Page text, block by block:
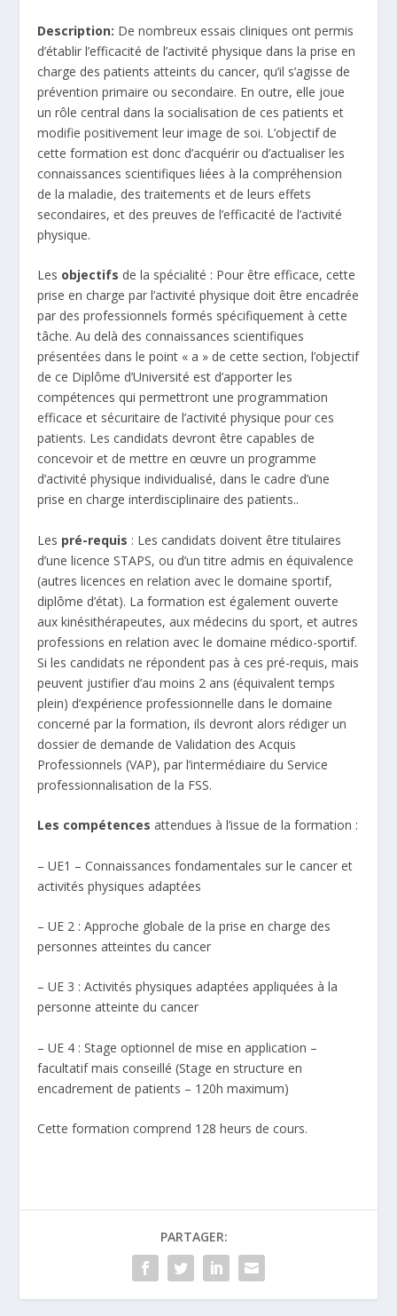
Description: De nombreux essais cliniques ont permis
d’établir l’efficacité de l’activité physique dans la prise en
charge des patients atteints du cancer, qu’il s’agisse de
prévention primaire ou secondaire. En outre, elle joue
un rôle central dans la socialisation de ces patients et
modifie positivement leur image de soi. L’objectif de
cette formation est donc d’acquérir ou d’actualiser les
connaissances scientifiques liées à la compréhension
de la maladie, des traitements et de leurs effets
secondaires, et des preuves de l’efficacité de l’activité
physique.
Les objectifs de la spécialité : Pour être efficace, cette
prise en charge par l’activité physique doit être encadrée
par des professionnels formés spécifiquement à cette
tâche. Au delà des connaissances scientifiques
présentées dans le point « a » de cette section, l’objectif
de ce Diplôme d’Université est d’apporter les
compétences qui permettront une programmation
efficace et sécuritaire de l’activité physique pour ces
patients. Les candidats devront être capables de
concevoir et de mettre en œuvre un programme
d’activité physique individualisé, dans le cadre d’une
prise en charge interdisciplinaire des patients..
Les pré-requis : Les candidats doivent être titulaires
d’une licence STAPS, ou d’un titre admis en équivalence
(autres licences en relation avec le domaine sportif,
diplôme d’état). La formation est également ouverte
aux kinésithérapeutes, aux médecins du sport, et autres
professions en relation avec le domaine médico-sportif.
Si les candidats ne répondent pas à ces pré-requis, mais
peuvent justifier d’au moins 2 ans (équivalent temps
plein) d’expérience professionnelle dans le domaine
concerné par la formation, ils devront alors rédiger un
dossier de demande de Validation des Acquis
Professionnels (VAP), par l’intermédiaire du Service
professionnalisation de la FSS.
Les compétences attendues à l’issue de la formation :
– UE1 – Connaissances fondamentales sur le cancer et
activités physiques adaptées
– UE 2 : Approche globale de la prise en charge des
personnes atteintes du cancer
– UE 3 : Activités physiques adaptées appliquées à la
personne atteinte du cancer
– UE 4 : Stage optionnel de mise en application –
facultatif mais conseillé (Stage en structure en
encadrement de patients – 120h maximum)
Cette formation comprend 128 heurs de cours.
PARTAGER: